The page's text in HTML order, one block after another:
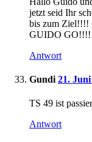
jetzt seid Ihr
bis zum Ziel!!!!
GUIDO GO!!!!
Antwort
Gundi 21. Juni
TS 49 ist
Antwort